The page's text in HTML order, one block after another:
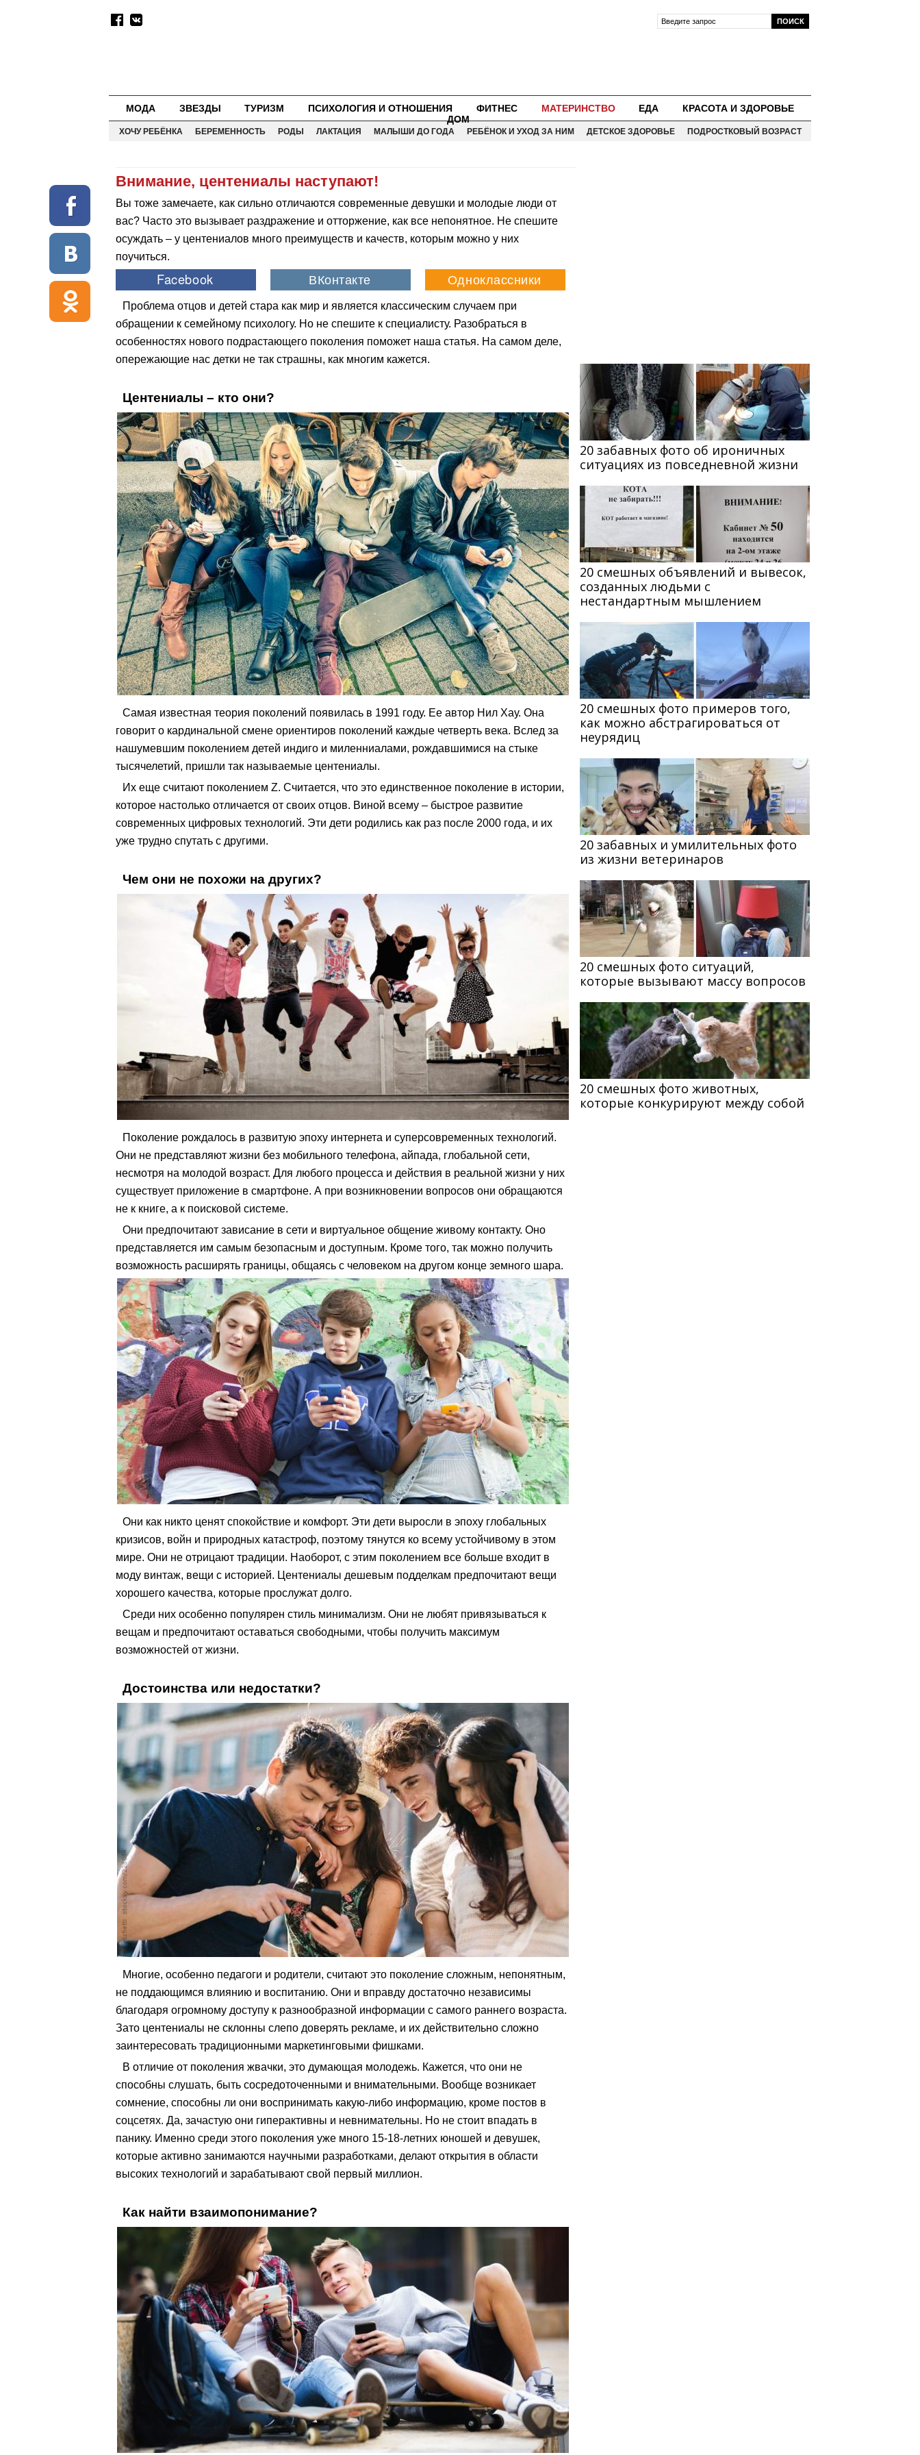
МОДА ЗВЕЗДЫ ТУРИЗМ ПСИХОЛОГИЯ И ОТНОШЕНИЯ ФИТНЕС МАТЕРИНСТВО ЕДА
КРАСОТА И ЗДОРОВЬЕ
ДОМ
ХОЧУ РЕБЁНКА БЕРЕМЕННОСТЬ РОДЫ ЛАКТАЦИЯ МАЛЫШИ ДО ГОДА РЕБЁНОК И УХОД ЗА НИМ ДЕТСКОЕ ЗДОРОВЬЕ ПОДРОСТКОВЫЙ ВОЗРАСТ
Внимание, центениалы наступают!
Вы тоже замечаете, как сильно отличаются современные девушки и молодые люди от
вас? Часто это вызывает раздражение и отторжение, как все непонятное. Не спешите
осуждать – у центениалов много преимуществ и качеств, которым можно у них
поучиться.
Проблема отцов и детей стара как мир и является классическим случаем при
обращении к семейному психологу. Но не спешите к специалисту. Разобраться в
особенностях нового подрастающего поколения поможет наша статья. На самом деле,
опережающие нас детки не так страшны, как многим кажется.
Центениалы – кто они?
Самая известная теория поколений появилась в 1991 году. Ее автор Нил Хау. Она
говорит о кардинальной смене ориентиров поколений каждые четверть века. Вслед за
нашумевшим поколением детей индиго и миленниалами, рождавшимися на стыке
тысячелетий, пришли так называемые центениалы.
Их еще считают поколением Z. Считается, что это единственное поколение в истории,
которое настолько отличается от своих отцов. Виной всему – быстрое развитие
современных цифровых технологий. Эти дети родились как раз после 2000 года, и их
уже трудно спутать с другими.
Чем они не похожи на других?
Поколение рождалось в развитую эпоху интернета и суперсовременных технологий.
Они не представляют жизни без мобильного телефона, айпада, глобальной сети,
несмотря на молодой возраст. Для любого процесса и действия в реальной жизни у них
существует приложение в смартфоне. А при возникновении вопросов они обращаются
не к книге, а к поисковой системе.
Они предпочитают зависание в сети и виртуальное общение живому контакту. Оно
представляется им самым безопасным и доступным. Кроме того, так можно получить
возможность расширять границы, общаясь с человеком на другом конце земного шара.
Они как никто ценят спокойствие и комфорт. Эти дети выросли в эпоху глобальных
кризисов, войн и природных катастроф, поэтому тянутся ко всему устойчивому в этом
мире. Они не отрицают традиции. Наоборот, с этим поколением все больше входит в
моду винтаж, вещи с историей. Центениалы дешевым подделкам предпочитают вещи
хорошего качества, которые прослужат долго.
Среди них особенно популярен стиль минимализм. Они не любят привязываться к
вещам и предпочитают оставаться свободными, чтобы получить максимум
возможностей от жизни.
Достоинства или недостатки?
Многие, особенно педагоги и родители, считают это поколение сложным, непонятным,
не поддающимся влиянию и воспитанию. Они и вправду достаточно независимы
благодаря огромному доступу к разнообразной информации с самого раннего возраста.
Зато центениалы не склонны слепо доверять рекламе, и их действительно сложно
заинтересовать традиционными маркетинговыми фишками.
В отличие от поколения жвачки, это думающая молодежь. Кажется, что они не
способны слушать, быть сосредоточенными и внимательными. Вообще возникает
сомнение, способны ли они воспринимать какую-либо информацию, кроме постов в
соцсетях. Да, зачастую они гиперактивны и невнимательны. Но не стоит впадать в
панику. Именно среди этого поколения уже много 15-18-летних юношей и девушек,
которые активно занимаются научными разработками, делают открытия в области
высоких технологий и зарабатывают свой первый миллион.
Как найти взаимопонимание?
20 забавных фото об ироничных
ситуациях из повседневной жизни
20 смешных объявлений и вывесок,
созданных людьми с
нестандартным мышлением
20 смешных фото примеров того,
как можно абстрагироваться от
неурядиц
20 забавных и умилительных фото
из жизни ветеринаров
20 смешных фото ситуаций,
которые вызывают массу вопросов
20 смешных фото животных,
которые конкурируют между собой